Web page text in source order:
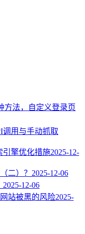
方法，自定义登录页
调用与手动抓取
引擎优化措施2025-12-
二）？ 2025-12-06
2025-12-06
站被黑的风险2025-